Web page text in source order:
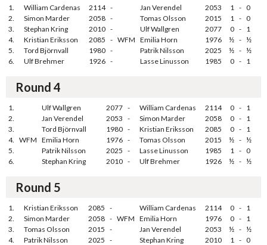
1. William Cardenas 2114 - Jan Verendel 2053 1 - 0
2.
Simon Marder 2058 - Tomas Olsson 2015 1 - 0
3.
Stephan Kring 2010 - Ulf Wallgren 2077 0 - 1
4.
Kristian Eriksson 2085 - WFM Emilia Horn 1976 ½ - ½
5.
Tord Björnvall 1980 - Patrik Nilsson 2025 ½ - ½
6.
Ulf Brehmer 1926 - Lasse Linusson 1985 0 - 1
Round 4
1. Ulf Wallgren 2077 - William Cardenas 2114 0 - 1
2.
Jan Verendel 2053 - Simon Marder 2058 0 - 1
3.
Tord Björnvall 1980 - Kristian Eriksson 2085 0 - 1
4. WFM Emilia Horn 1976 - Tomas Olsson 2015 ½ - ½
5.
Patrik Nilsson 2025 - Lasse Linusson 1985 1 - 0
6.
Stephan Kring 2010 - Ulf Brehmer 1926 ½ - ½
Round 5
1. Kristian Eriksson 2085 - William Cardenas 2114 0 - 1
2.
Simon Marder 2058 - WFM Emilia Horn 1976 0 - 1
3.
Tomas Olsson 2015 - Jan Verendel 2053 ½ - ½
4.
Patrik Nilsson 2025 - Stephan Kring 2010 1 - 0